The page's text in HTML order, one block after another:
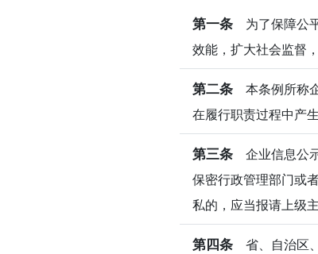
第一条 为了保障公
效能，扩大社会监督
第二条 本条例所称
在履行职责过程中产
第三条 企业信息公
保密行政管理部门或
私的，应当报请上级
第四条 省、自治区